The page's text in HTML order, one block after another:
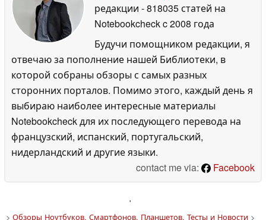
редакции - 818035 статей на
Notebookcheckc 2008 года
Будучи помощником редакции, я
отвечаю за пополнение нашей Библиотеки, в
которой собраны обзоры с самых разных
сторонних порталов. Помимо этого, каждый день я
выбираю наиболее интересные материалы
Notebookcheck для их последующего перевода на
французский, испанский, португальский,
нидерландский и другие языки.
contact me via:
Facebook
'
> Обзоры Ноутбуков, Смартфонов, Планшетов. Тесты и Новости>